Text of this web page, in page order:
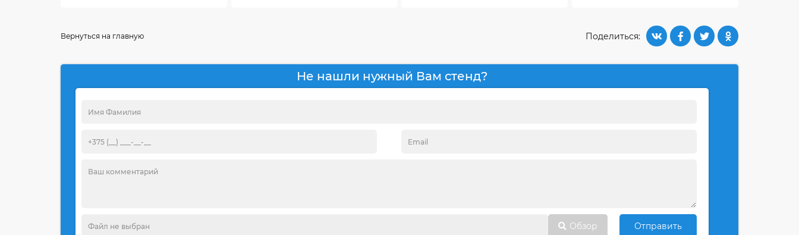
Поделиться:
Вернуться на главную
Не нашли нужный Вам стенд?
Обзор Отправить